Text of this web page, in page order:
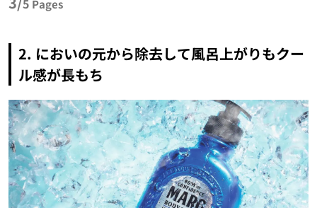
5 Pages
2. においの元から除去して風呂上がりもクー
ル感が長もち